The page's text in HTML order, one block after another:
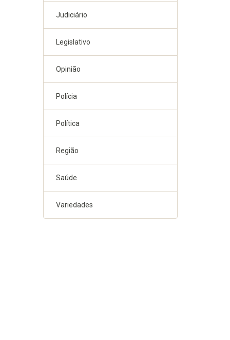
Judiciário
Legislativo
Opinião
Polícia
Política
Região
Saúde
Variedades